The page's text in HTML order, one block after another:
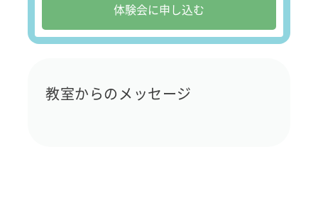
体験会に申し込む
教室からのメッセージ